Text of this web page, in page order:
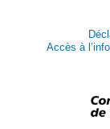
Accès à